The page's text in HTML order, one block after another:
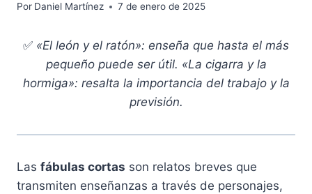
Por Daniel Martínez 7 de enero de 2025
✅ «El león y el ratón»: enseña que hasta el más
pequeño puede ser útil. «La cigarra y la
hormiga»: resalta la importancia del trabajo y la
previsión.
Las fábulas cortas son relatos breves que
transmiten enseñanzas a través de personajes,